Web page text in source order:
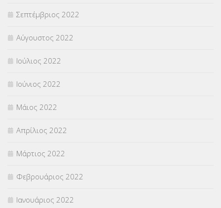
Σεπτέμβριος 2022
Αύγουστος 2022
Ιούλιος 2022
Ιούνιος 2022
Μάιος 2022
Απρίλιος 2022
Μάρτιος 2022
Φεβρουάριος 2022
Ιανουάριος 2022